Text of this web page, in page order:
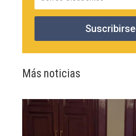
Suscribirse
Más noticias